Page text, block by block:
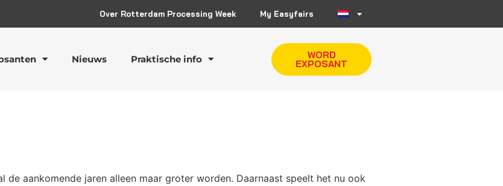
Over Rotterdam Processing Week My Easyfairs
Nieuws Praktische info WORD
EXPOSANT
aankomende jaren alleen maar groter worden. Daarnaast speelt het nu ook